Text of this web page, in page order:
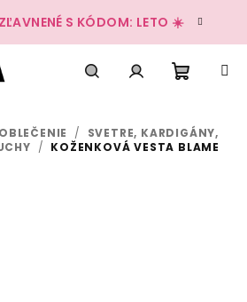
S KÓDOM: LETO ☀️
košík
/
SVETRE, KARDIGÁNY,
/ KOŽENKOVÁ VESTA BLAME